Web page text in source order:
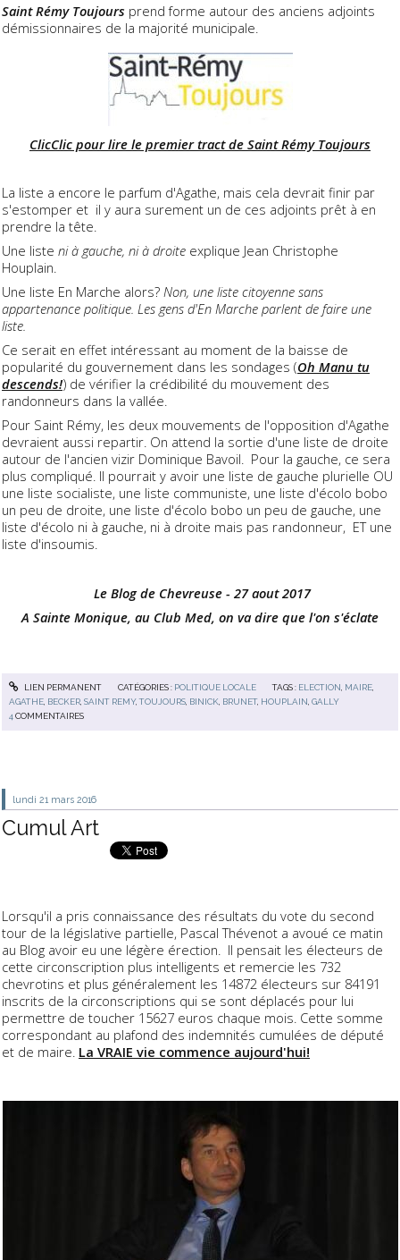
Saint Rémy Toujours prend forme autour des anciens adjoints
démissionnaires de la majorité municipale.
ClicClic pour lire le premier tract de Saint Rémy Toujours
La liste a encore le parfum d'Agathe, mais cela devrait finir par
s'estomper et il y aura surement un de ces adjoints prêt à en
prendre la tête.
Une liste ni à gauche, ni à droite explique Jean Christophe
Houplain.
Une liste En Marche alors? Non, une liste citoyenne sans
appartenance politique. Les gens d'En Marche parlent de faire une
liste.
Ce serait en effet intéressant au moment de la baisse de
popularité du gouvernement dans les sondages (Oh Manu tu
descends!) de vérifier la crédibilité du mouvement des
randonneurs dans la vallée.
Pour Saint Rémy, les deux mouvements de l'opposition d'Agathe
devraient aussi repartir. On attend la sortie d'une liste de droite
autour de l'ancien vizir Dominique Bavoil. Pour la gauche, ce sera
plus compliqué. Il pourrait y avoir une liste de gauche plurielle OU
une liste socialiste, une liste communiste, une liste d'écolo bobo
un peu de droite, une liste d'écolo bobo un peu de gauche, une
liste d'écolo ni à gauche, ni à droite mais pas randonneur, ET une
liste d'insoumis.
Le Blog de Chevreuse - 27 aout 2017
A Sainte Monique, au Club Med, on va dire que l'on s'éclate
LIEN PERMANENT CATÉGORIES : POLITIQUE LOCALE TAGS : ELECTION, MAIRE,
AGATHE, BECKER,SAINT REMY,TOUJOURS, BINICK, BRUNET, HOUPLAIN,GALLY
4COMMENTAIRES
lundi 21 mars 2016
Cumul Art
Lorsqu'il a pris connaissance des résultats du vote du second
tour de la législative partielle, Pascal Thévenot a avoué ce matin
au Blog avoir eu une légère érection. Il pensait les électeurs de
cette circonscription plus intelligents et remercie les 732
chevrotins et plus généralement les 14872 électeurs sur 84191
inscrits de la circonscriptions qui se sont déplacés pour lui
permettre de toucher 15627 euros chaque mois. Cette somme
correspondant au plafond des indemnités cumulées de député
et de maire. La VRAIE vie commence aujourd'hui!